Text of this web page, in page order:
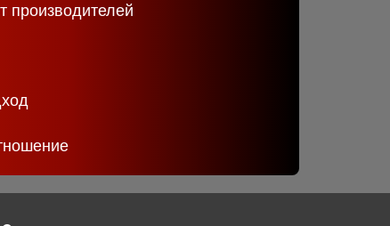
производителей